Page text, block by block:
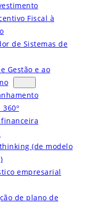
Fiscal à
de Sistemas de
Gestão e ao
(de modelo
empresarial
de plano de